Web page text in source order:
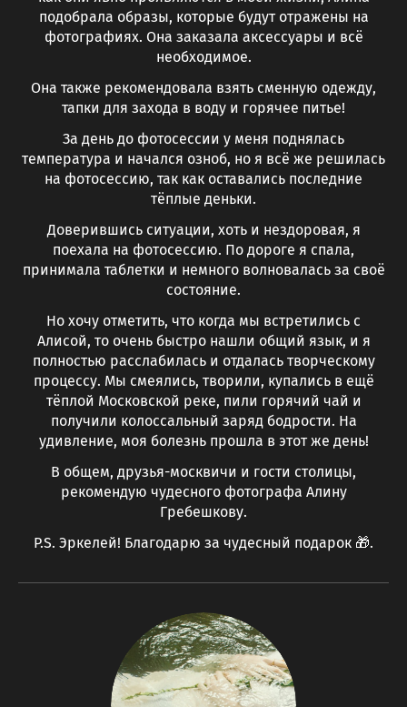
подобрала образы, которые будут отражены на
фотографиях. Она заказала аксессуары и всё
необходимое.
Она также рекомендовала взять сменную одежду,
тапки для захода в воду и горячее питье!
За день до фотосессии у меня поднялась
температура и начался озноб, но я всё же решилась
на фотосессию, так как оставались последние
тёплые деньки.
Доверившись ситуации, хоть и нездоровая, я
поехала на фотосессию. По дороге я спала,
принимала таблетки и немного волновалась за своё
состояние.
Но хочу отметить, что когда мы встретились с
Алисой, то очень быстро нашли общий язык, и я
полностью расслабилась и отдалась творческому
процессу. Мы смеялись, творили, купались в ещё
тёплой Московской реке, пили горячий чай и
получили колоссальный заряд бодрости. На
удивление, моя болезнь прошла в этот же день!
В общем, друзья-москвичи и гости столицы,
рекомендую чудесного фотографа Алину
Гребешкову.
P.S. Эркелей! Благодарю за чудесный подарок 🎁.